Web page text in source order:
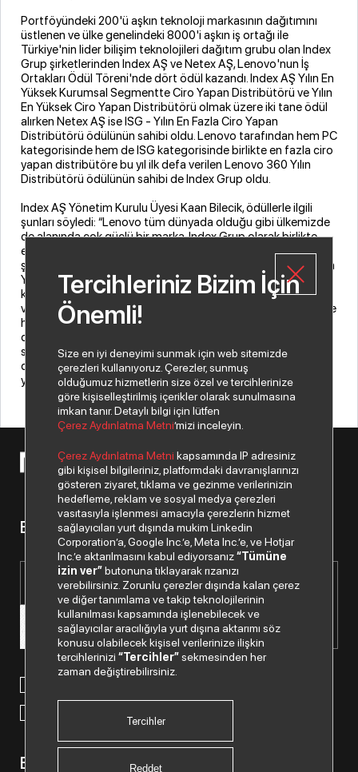
Portföyündeki 200'ü aşkın teknoloji markasının dağıtımını
üstlenen ve ülke genelindeki 8000'i aşkın iş ortağı ile
Türkiye'nin lider bilişim teknolojileri dağıtım grubu olan Index
Grup şirketlerinden Index AŞ ve Netex AŞ, Lenovo'nun İş
Ortakları Ödül Töreni'nde dört ödül kazandı. Index AŞ Yılın En
Yüksek Kurumsal Segmentte Ciro Yapan Distribütörü ve Yılın
En Yüksek Ciro Yapan Distribütörü olmak üzere iki tane ödül
alırken Netex AŞ ise ISG - Yılın En Fazla Ciro Yapan
Distribütörü ödülünün sahibi oldu. Lenovo tarafından hem PC
kategorisinde hem de ISG kategorisinde birlikte en fazla ciro
yapan distribütöre bu yıl ilk defa verilen Lenovo 360 Yılın
Distribütörü ödülünün sahibi de Index Grup oldu.
Index AŞ Yönetim Kurulu Üyesi Kaan Bilecik, ödüllerle ilgili
şunları söyledi: “Lenovo tüm dünyada olduğu gibi ülkemizde
de alanında çok güçlü bir marka. Index Grup olarak birlikte
elde ettiğimiz her başarı bize mutluluk ve gurur veriyor. İki
şirketimizle toplamda dört ödül kazanmaya ek olarak Yılın En
Yüksek Ciro Yapan Distribütörü ödülünün üst üste sekizinci
kez sahibi olmak, yapılan çalışmaların ne kadar doğru ve
verimli olduğunu kanıtlıyor. Bu yıl ayrıca hem PC kategorisinde
hem de ISG kategorisinde birlikte en fazla ciro yapan
distribütöre verilen Lenovo 360 Yılın Distribütörü ödülünün
sahibi olmaktan da büyük bir gurur ve memnuniyet
duyuyoruz. Bu motivasyonla bu başarılarımızı daha da
yukarıya taşıyacak adımlar atmaya devam edeceğiz” dedi.
© 2026 Copyright Netex A.Ş. Tüm hakları saklıdır.
Bizden haberiniz olsun.
Paylaştığım kişisel verilerimin işlenmesi hususunda
tarafıma SMS gönderilmesine izni veriyorum.
Bizi Takip Edin.
Tercihleriniz Bizim İçin
Önemli!
Size en iyi deneyimi sunmak için web sitemizde
çerezleri kullanıyoruz. Çerezler, sunmuş
olduğumuz hizmetlerin size özel ve tercihlerinize
göre kişiselleştirilmiş içerikler olarak sunulmasına
imkan tanır. Detaylı bilgi için lütfen
Çerez Aydınlatma Metni’mizi inceleyin.
Çerez Aydınlatma Metni kapsamında IP adresiniz
gibi kişisel bilgileriniz, platformdaki davranışlarınızı
gösteren ziyaret, tıklama ve gezinme verilerinizin
hedefleme, reklam ve sosyal medya çerezleri
vasıtasıyla işlenmesi amacıyla çerezlerin hizmet
sağlayıcıları yurt dışında mukim Linkedin
Corporation’a, Google Inc.’e, Meta Inc.’e, ve Hotjar
Inc.’e aktarılmasını kabul ediyorsanız“Tümüne
izin ver”butonuna tıklayarak rızanızı
verebilirsiniz. Zorunlu çerezler dışında kalan çerez
ve diğer tanımlama ve takip teknolojilerinin
kullanılması kapsamında işlenebilecek ve
sağlayıcılar aracılığıyla yurt dışına aktarımı söz
konusu olabilecek kişisel verilerinize ilişkin
tercihlerinizi“Tercihler”sekmesinden her
zaman değiştirebilirsiniz.
Tercihler
Reddet